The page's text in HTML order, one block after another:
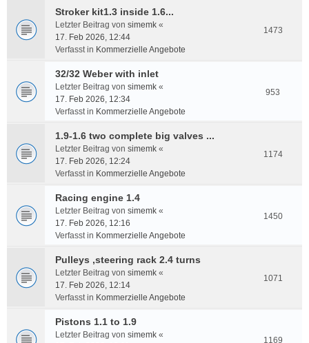
Stroker kit1.3 inside 1.6...
Letzter Beitrag von simemk «
17. Feb 2026, 12:44
Verfasst in Kommerzielle Angebote
1473
32/32 Weber with inlet
Letzter Beitrag von simemk «
17. Feb 2026, 12:34
Verfasst in Kommerzielle Angebote
953
1.9-1.6 two complete big valves ...
Letzter Beitrag von simemk «
17. Feb 2026, 12:24
Verfasst in Kommerzielle Angebote
1174
Racing engine 1.4
Letzter Beitrag von simemk «
17. Feb 2026, 12:16
Verfasst in Kommerzielle Angebote
1450
Pulleys ,steering rack 2.4 turns
Letzter Beitrag von simemk «
17. Feb 2026, 12:14
Verfasst in Kommerzielle Angebote
1071
Pistons 1.1 to 1.9
Letzter Beitrag von simemk «
1169